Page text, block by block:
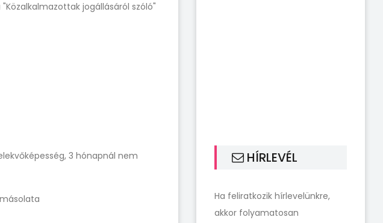
jogállásáról szóló"
3 hónapnál nem
HÍRLEVÉL
Ha feliratkozik hírlevelünkre,
akkor folyamatosan